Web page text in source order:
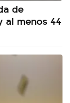
de
al menos 44